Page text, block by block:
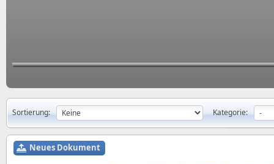
Sortierung: Kategorie:
Neues Dokument